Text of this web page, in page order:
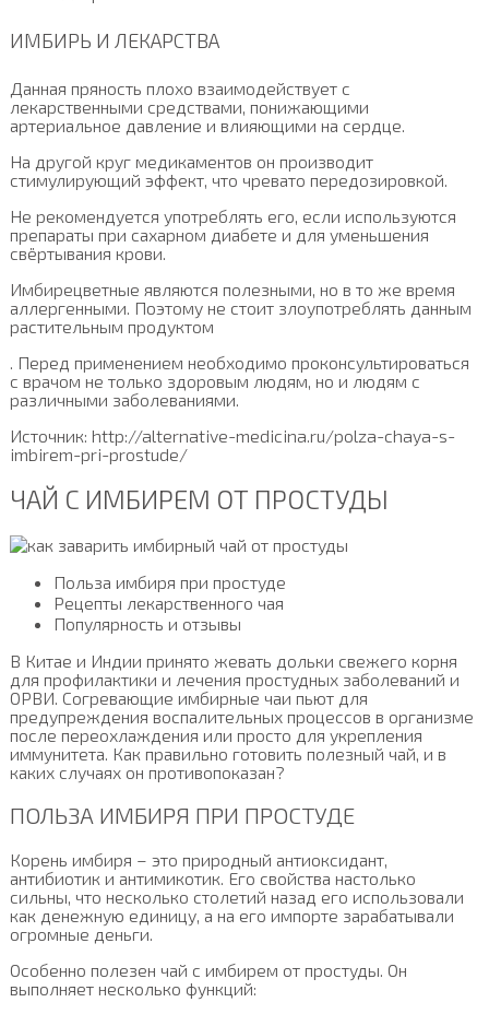
ИМБИРЬ И ЛЕКАРСТВА
Данная пряность плохо взаимодействует с
лекарственными средствами, понижающими
артериальное давление и влияющими на сердце.
На другой круг медикаментов он производит
стимулирующий эффект, что чревато передозировкой.
Не рекомендуется употреблять его, если используются
препараты при сахарном диабете и для уменьшения
свёртывания крови.
Имбирецветные являются полезными, но в то же время
аллергенными. Поэтому не стоит злоупотреблять данным
растительным продуктом
. Перед применением необходимо проконсультироваться
с врачом не только здоровым людям, но и людям с
различными заболеваниями.
Источник: http://alternative-medicina.ru/polza-chaya-s-
imbirem-pri-prostude/
ЧАЙ С ИМБИРЕМ ОТ ПРОСТУДЫ
Польза имбиря при простуде
Рецепты лекарственного чая
Популярность и отзывы
В Китае и Индии принято жевать дольки свежего корня
для профилактики и лечения простудных заболеваний и
ОРВИ. Согревающие имбирные чаи пьют для
предупреждения воспалительных процессов в организме
после переохлаждения или просто для укрепления
иммунитета. Как правильно готовить полезный чай, и в
каких случаях он противопоказан?
ПОЛЬЗА ИМБИРЯ ПРИ ПРОСТУДЕ
Корень имбиря – это природный антиоксидант,
антибиотик и антимикотик. Его свойства настолько
сильны, что несколько столетий назад его использовали
как денежную единицу, а на его импорте зарабатывали
огромные деньги.
Особенно полезен чай с имбирем от простуды. Он
выполняет несколько функций: